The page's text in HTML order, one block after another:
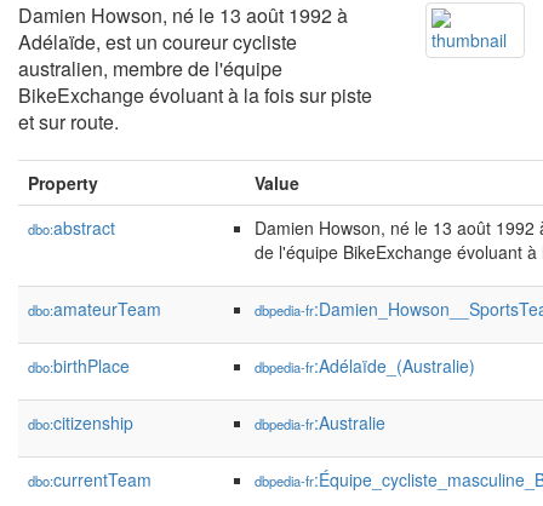
Damien Howson, né le 13 août 1992 à
Adélaïde, est un coureur cycliste
australien, membre de l'équipe
BikeExchange évoluant à la fois sur piste
et sur route.
Property Value
dbo:abstract
Damien Howson, né le 13 août
de l'équipe BikeExchange évoluant
dbo:amateurTeam dbpedia-fr
dbo:birthPlace dbpedia-fr:Adélaïde_(Australie)
dbo:citizenship dbpedia-fr:Australie
dbo:currentTeam dbpedia-fr